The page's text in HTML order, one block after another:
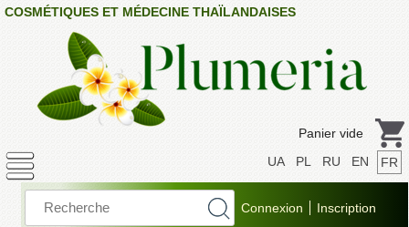
COSMÉTIQUES ET MÉDECINE THAÏLANDAISES
Panier vide
UA
PL RU EN FR